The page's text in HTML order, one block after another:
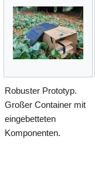
Robuster Prototyp.
Großer Container mit
eingebetteten
Komponenten.